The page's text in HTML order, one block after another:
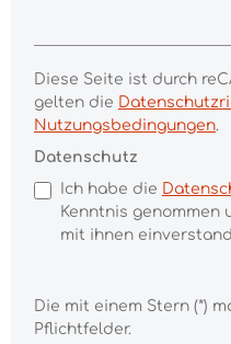
Diese Seite ist durch
gelten die
Nutzungsbedingungen.
Datenschutz
Ich habe die
Kenntnis genommen
mit ihnen
Die mit einem Stern (*)
Pflichtfelder.